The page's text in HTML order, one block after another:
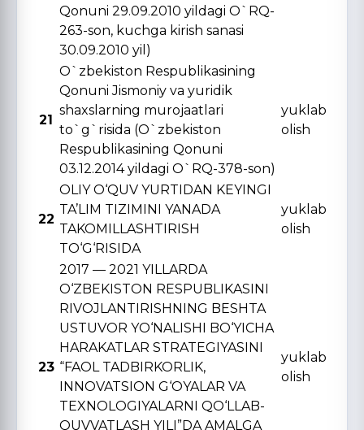
Qonuni 29.09.2010 yildagi O`RQ-
263-son, kuchga kirish sanasi
30.09.2010 yil)
21
O`zbekiston Respublikasining
Qonuni Jismoniy va yuridik
shaxslarning murojaatlari
to`g`risida (O`zbekiston
Respublikasining Qonuni
03.12.2014 yildagi O`RQ-378-son)
yuklab
olish
22
OLIY O‘QUV YURTIDAN KЕYINGI
TA’LIM TIZIMINI YANADA
TAKOMILLASHTIRISH
TO‘G‘RISIDA
yuklab
olish
23
2017 — 2021 YILLARDA
O‘ZBЕKISTON RЕSPUBLIKASINI
RIVOJLANTIRISHNING BЕSHTA
USTUVOR YO‘NALISHI BO‘YICHA
HARAKATLAR STRATЕGIYASINI
“FAOL TADBIRKORLIK,
INNOVATSION G‘OYALAR VA
TЕXNOLOGIYALARNI QO‘LLAB-
QUVVATLASH YILI”DA AMALGA
yuklab
olish